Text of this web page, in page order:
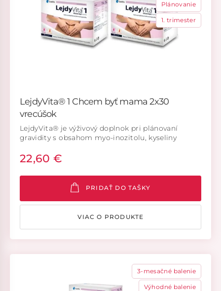
Plánovanie
1. trimester
LejdyVita® 1 Chcem byť mama 2x30
vrecúšok
LejdyVita® je výživový doplnok pri plánovaní
gravidity s obsahom myo-inozitolu, kyseliny
vitamínu D3 a vitamínov skupiny B (B2,B6,B12).
22,60 €
PRIDAŤ DO TAŠKY
VIAC O PRODUKTE
3-mesačné balenie
Výhodné balenie